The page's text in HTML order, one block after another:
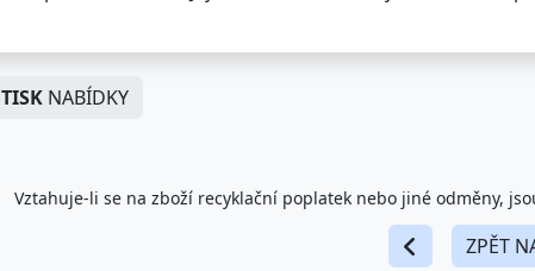
TISK NABÍDKY
Vztahuje-li se na zboží recyklační poplatek nebo jiné odměny,
ZPĚT